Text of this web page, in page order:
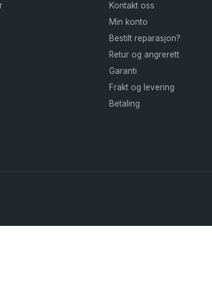
på
produktsiden
Kontakt oss
Min konto
Bestilt reparasjon?
Retur og angrerett
Garanti
Frakt og levering
Betaling